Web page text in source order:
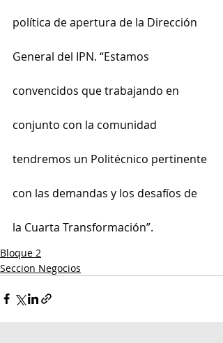
política de apertura de la Dirección
General del IPN. “Estamos
convencidos que trabajando en
conjunto con la comunidad
tendremos un Politécnico pertinente
con las demandas y los desafíos de
la Cuarta Transformación”.
Bloque 2
Seccion Negocios